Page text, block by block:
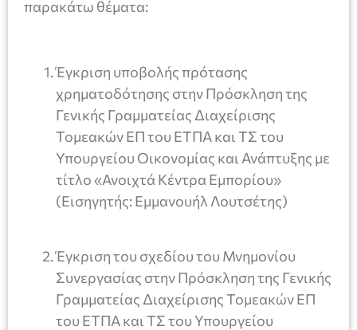
παρακάτω θέματα:
Έγκριση υποβολής πρότασης
χρηματοδότησης στην Πρόσκληση της
Γενικής Γραμματείας Διαχείρισης
Τομεακών ΕΠ του ΕΤΠΑ και ΤΣ του
Υπουργείου Οικονομίας και Ανάπτυξης με
τίτλο «Ανοιχτά Κέντρα Εμπορίου»
(Εισηγητής: Εμμανουήλ Λουτσέτης)
Έγκριση του σχεδίου του Μνημονίου
Συνεργασίας στην Πρόσκληση της Γενικής
Γραμματείας Διαχείρισης Τομεακών ΕΠ
του ΕΤΠΑ και ΤΣ του Υπουργείου